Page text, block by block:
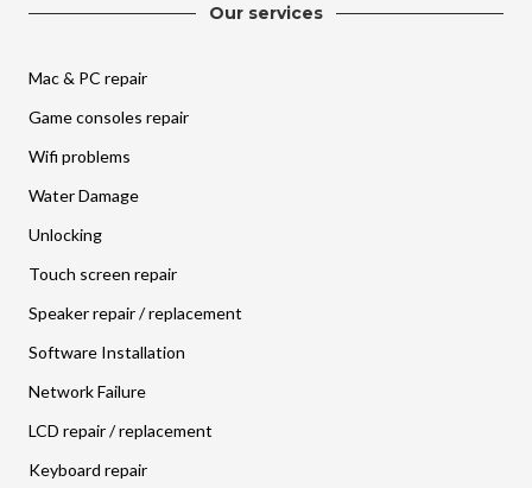
Our services
Mac & PC repair
Game consoles repair
Wifi problems
Water Damage
Unlocking
Touch screen repair
Speaker repair / replacement
Software Installation
Network Failure
LCD repair / replacement
Keyboard repair